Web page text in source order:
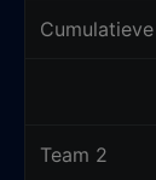
Team 2